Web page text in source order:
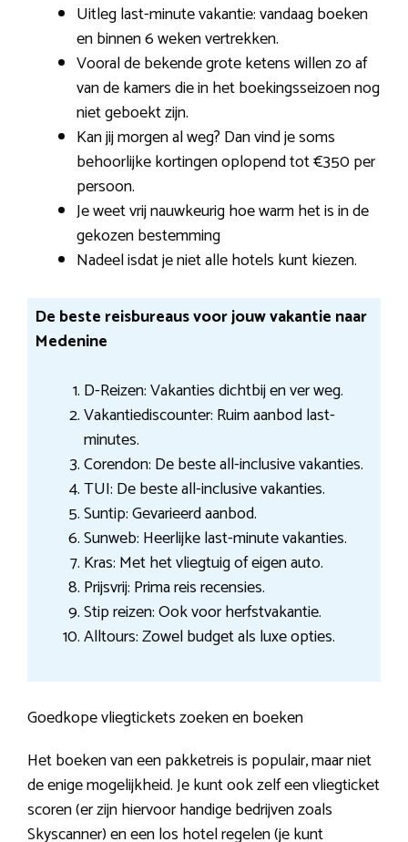
Uitleg last-minute vakantie: vandaag boeken
en binnen 6 weken vertrekken.
Vooral de bekende grote ketens willen zo af
van de kamers die in het boekingsseizoen nog
niet geboekt zijn.
Kan jij morgen al weg? Dan vind je soms
behoorlijke kortingen oplopend tot €350 per
persoon.
Je weet vrij nauwkeurig hoe warm het is in de
gekozen bestemming
Nadeel isdat je niet alle hotels kunt kiezen.
De beste reisbureaus voor jouw vakantie naar
Medenine
D-Reizen: Vakanties dichtbij en ver weg.
Vakantiediscounter: Ruim aanbod last-
minutes.
Corendon: De beste all-inclusive vakanties.
TUI: De beste all-inclusive vakanties.
Suntip: Gevarieerd aanbod.
Sunweb: Heerlijke last-minute vakanties.
Kras: Met het vliegtuig of eigen auto.
Prijsvrij: Prima reis recensies.
Stip reizen: Ook voor herfstvakantie.
Alltours: Zowel budget als luxe opties.
Goedkope vliegtickets zoeken en boeken
Het boeken van een pakketreis is populair, maar niet
de enige mogelijkheid. Je kunt ook zelf een vliegticket
scoren (er zijn hiervoor handige bedrijven zoals
Skyscanner) en een los hotel regelen (je kunt